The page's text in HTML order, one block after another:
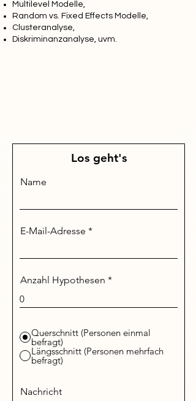
Los geht's
Name
E-Mail-Adresse
Anzahl Hypothesen
Querschnitt (Personen einmal
befragt)
Längsschnitt (Personen mehrfach
befragt)
Nachricht
Multilevel Modelle,
Random vs. Fixed Effects Modelle,
Clusteranalyse,
Diskriminanzanalyse, uvm.